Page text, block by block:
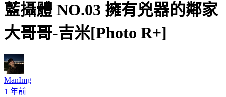
藍攝體 NO.03 擁有兇器的鄰家
大哥哥-吉米[Photo R+]
ManImg
1 年前